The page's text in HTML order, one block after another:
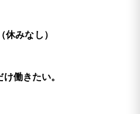
休みなし）
働きたい。